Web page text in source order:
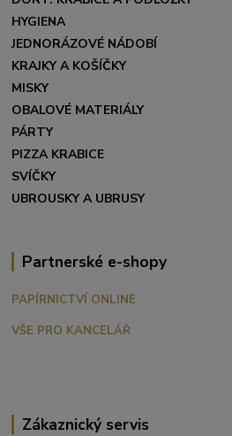
HYGIENA
JEDNORÁZOVÉ NÁDOBÍ
KRAJKY A KOŠÍČKY
MISKY
OBALOVÉ MATERIÁLY
PÁRTY
PIZZA KRABICE
SVÍČKY
UBROUSKY A UBRUSY
Partnerské e-shopy
PAPÍRNICTVÍ ONLINE
VŠE PRO KANCELÁŘ
Zákaznický servis